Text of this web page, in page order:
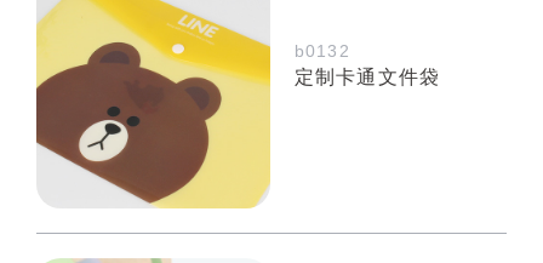
b0132
定制卡通文件袋